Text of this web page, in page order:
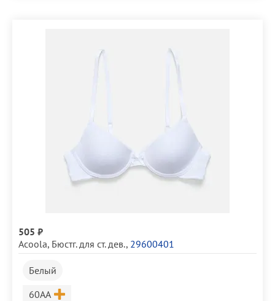
505 ₽
Acoola, Бюстг. для ст. дев., 29600401
Белый
Размер
60AA